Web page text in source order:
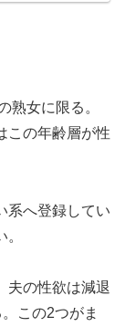
熟女に限る。
この年齢層が性
系へ登録してい
夫の性欲は減退
。この2つがま